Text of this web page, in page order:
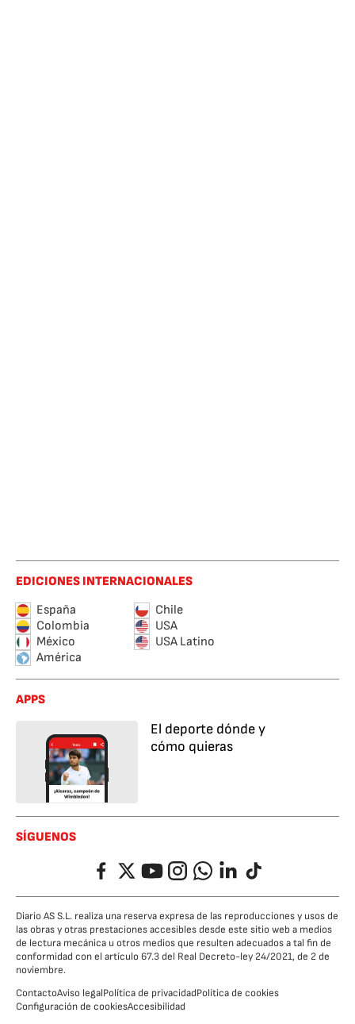
EDICIONES INTERNACIONALES
España
Chile
Colombia
USA
México
USA Latino
América
APPS
El deporte dónde y
cómo quieras
SÍGUENOS
FacebookTwitterYouTubeInstagramWhatsappLinkedIn
TikTok
Diario AS S.L. realiza una reserva expresa de las reproducciones y usos de
las obras y otras prestaciones accesibles desde este sitio web a medios
de lectura mecánica u otros medios que resulten adecuados a tal fin de
conformidad con el artículo 67.3 del Real Decreto-ley 24/2021, de 2 de
noviembre.
ContactoAviso legalPolítica de privacidadPolítica de cookies
Configuración de cookiesAccesibilidad